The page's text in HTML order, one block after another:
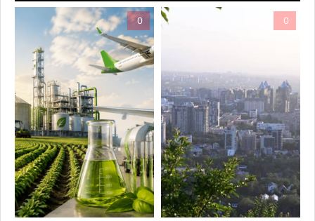
директора по коммуникациям
4 августа 2026 г. 20:22 81
Партия «Әділет» предложила превратить
университеты в центры технологий и новых
рабочих мест
4 августа 2026 г. 15:11 147
В Алматинской области назначили нового
председателя административного суда
4 августа 2026 г. 14:29 114
В Алматинской области второй день не могут
0 0